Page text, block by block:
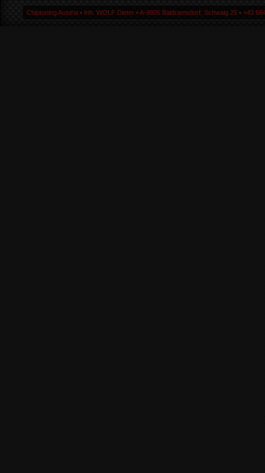
Chiptuning Austria ▪ Inh. WOLF Dieter ▪ A-9805 Baldramsdorf, Schwaig 25 ▪ +43